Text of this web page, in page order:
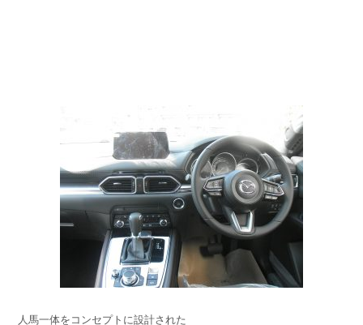
人馬一体をコンセプトに設計された